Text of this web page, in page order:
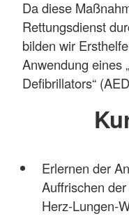
Da diese
Rettungsdienst
bilden wir
Anwendung eines
Defibrillators“
Erlernen der
Auffrischen
Herz-Lungen-